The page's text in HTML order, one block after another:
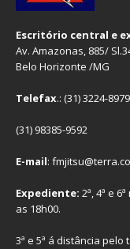
Escritório central e
Av. Amazonas, 885/
Belo Horizonte /MG
Telefax.: (31) 3224-8979
(31) 98385-9592
E-mail:
Expediente: 2ª, 4ª e
as 18h00.
3ª e 5ª á distância